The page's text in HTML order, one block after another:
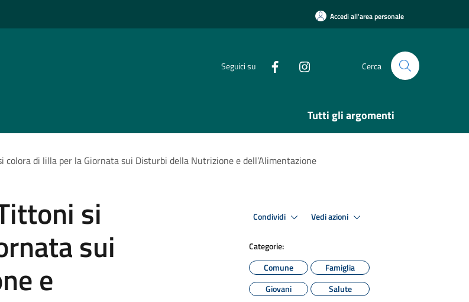
Accedi all'area personale
Seguici su Cerca
Tutti gli argomenti
colora di lilla per la Giornata sui Disturbi della Nutrizione e dell’Alimentazione
si
sui
e
Condividi Vedi azioni
Categorie:
Comune
Famiglia
Giovani
Salute